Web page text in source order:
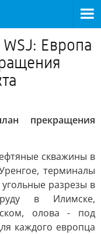
Европа
прекращения
скважины в
терминалы
разрезы в
в Илимске,
олова - под
каждого европца